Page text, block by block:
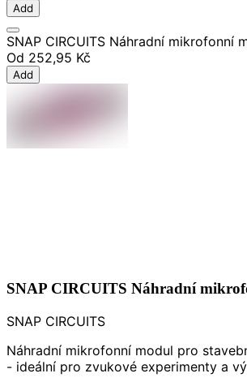
Add
SNAP CIRCUITS Náhradní mikrofonní
Od 252,95 Kč
Add
SNAP CIRCUITS Náhradní
SNAP CIRCUITS
Náhradní mikrofonní modul pro
- ideální pro zvukové experimenty a